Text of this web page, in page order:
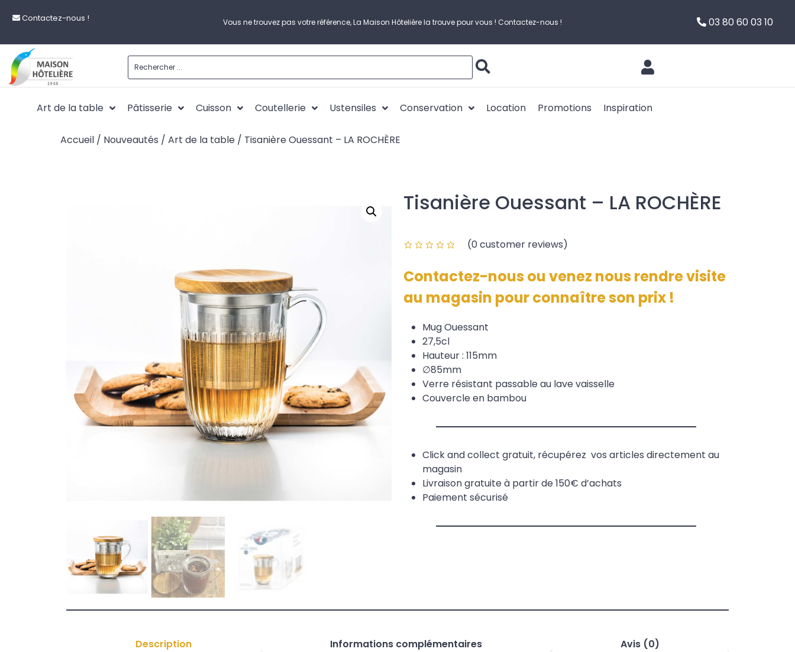
Contactez-nous ! Vous ne trouvez pas votre référence, La Maison Hôtelière la trouve pour vous ! Contactez-nous ! 03 80 60 03 10
Art de la table Pâtisserie Cuisson Coutellerie Ustensiles Conservation Location Promotions Inspiration
Accueil / Nouveautés / Art de la table / Tisanière Ouessant – LA ROCHÈRE
Tisanière Ouessant – LA ROCHÈRE
(0customer reviews)
Contactez-nous ou venez nous rendre visite
au magasin pour connaître son prix !
Mug Ouessant
27,5cl
Hauteur : 115mm
∅85mm
Verre résistant passable au lave vaisselle
Couvercle en bambou
Click and collect gratuit, récupérez vos articles directement au
magasin
Livraison gratuite à partir de 150€ d’achats
Paiement sécurisé
Description Informations complémentaires Avis (0)